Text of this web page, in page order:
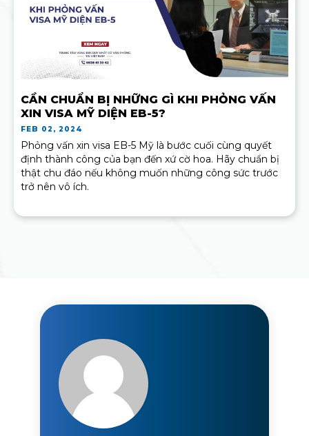
CẦN CHUẨN BỊ NHỮNG GÌ KHI PHỎNG VẤN
XIN VISA MỸ DIỆN EB-5?
FEB 02, 2024
Phỏng vấn xin visa EB-5 Mỹ là bước cuối cùng quyết
định thành công của bạn đến xứ cờ hoa. Hãy chuẩn bị
thật chu đáo nếu không muốn những công sức trước
trở nên vô ích.